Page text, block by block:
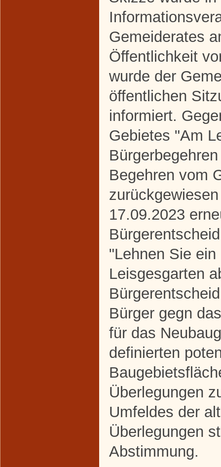
Gemeiderates
Öffentlichkeit
wurde der
öffentlichen
informiert.
Gebietes "Am
Begehren vom
17.09.2023
"Lehnen Sie
Leisgesgarten
Bürger gegn
für das
definierten
Überlegungen
Umfeldes der
Überlegungen
Abstimmung.